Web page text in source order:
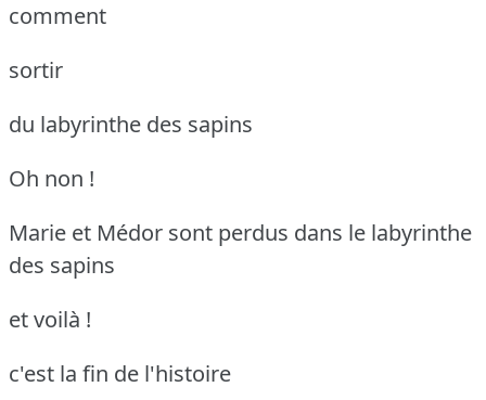
comment
sortir
du labyrinthe des sapins
Oh non !
Marie et Médor sont perdus dans le labyrinthe
des sapins
et voilà !
c'est la fin de l'histoire